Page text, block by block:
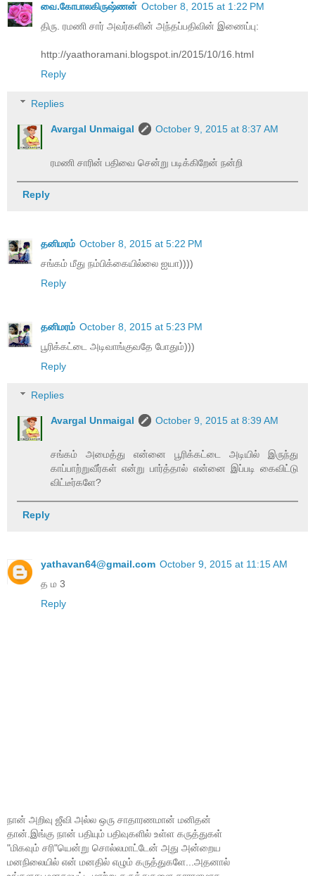
வை.கோபாலகிருஷ்ணன் October 8, 2015 at 1:22 PM
திரு. ரமணி சார் அவர்களின் அந்தப்பதிவின் இணைப்பு:
http://yaathoramani.blogspot.in/2015/10/16.html
Reply
Replies
Avargal Unmaigal October 9, 2015 at 8:37 AM
ரமணி சாரின் பதிவை சென்று படிக்கிறேன் நன்றி
Reply
தனிமரம் October 8, 2015 at 5:22 PM
சங்கம் மீது நம்பிக்கையில்லை ஐயா))))
Reply
தனிமரம் October 8, 2015 at 5:23 PM
பூரிக்கட்டை அடிவாங்குவதே போதும்)))
Reply
Replies
Avargal Unmaigal October 9, 2015 at 8:39 AM
சங்கம் அமைத்து என்னை பூரிக்கட்டை அடியில் இருந்து
காப்பாற்றுவீர்கள் என்று பார்த்தால் என்னை இப்படி கைவிட்டு
விட்டீர்களே?
Reply
yathavan64@gmail.com October 9, 2015 at 11:15 AM
த ம 3
Reply
நான் அறிவு ஜீவி அல்ல ஒரு சாதாரணமான் மனிதன்
தான்.இங்கு நான் பதியும் பதிவுகளில் உள்ள கருத்துகள்
"மிகவும் சரி"யென்று சொல்லமாட்டேன் அது அன்றைய
மனநிலையில் என் மனதில் எழும் கருத்துகளே...அதனால்